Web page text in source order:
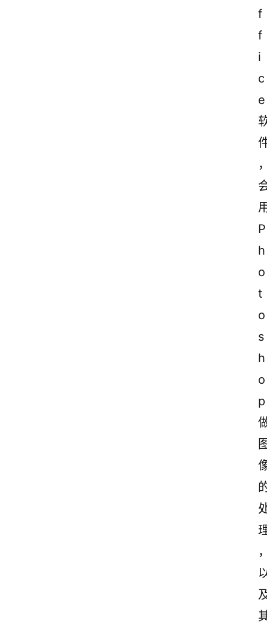
f
f
i
c
e
P
h
o
t
o
s
h
o
p